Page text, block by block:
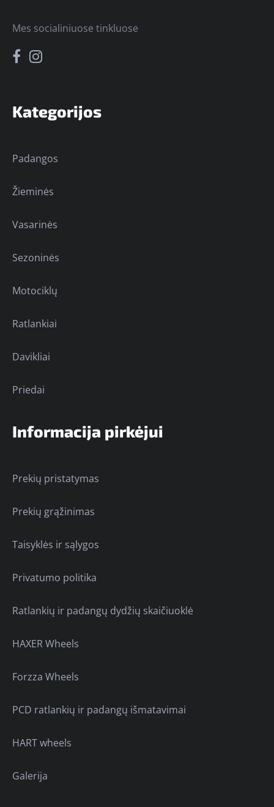
Kategorijos
Padangos
Žieminės
Vasarinės
Sezoninės
Motociklų
Ratlankiai
Davikliai
Priedai
Informacija pirkėjui
Prekių pristatymas
Prekių grąžinimas
Taisyklės ir sąlygos
Privatumo politika
Ratlankių ir padangų dydžių skaičiuoklė
HAXER Wheels
Forzza Wheels
PCD ratlankių ir padangų išmatavimai
HART wheels
Galerija
Mes socialiniuose tinkluose